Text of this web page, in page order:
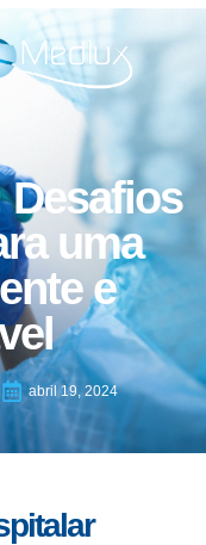
uma
e
abril 19, 2024